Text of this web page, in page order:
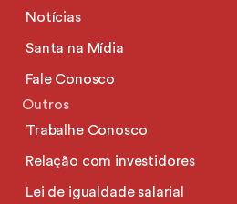
Notícias
Santa na Mídia
Fale Conosco
Outros
Trabalhe Conosco
Relação com investidores
Lei de igualdade salarial